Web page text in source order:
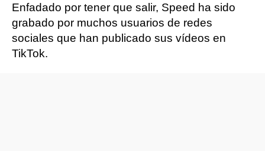
Enfadado por tener que salir, Speed ha sido
grabado por muchos usuarios de redes
sociales que han publicado sus vídeos en
TikTok.